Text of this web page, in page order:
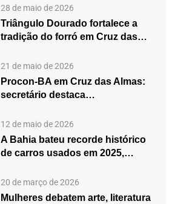
28 de maio de 2026
Triângulo Dourado fortalece a
tradição do forró em Cruz das…
21 de maio de 2026
Procon-BA em Cruz das Almas:
secretário destaca
12 de maio de 2026
A Bahia bateu recorde histórico
de carros usados em 2025,…
20 de março de 2026
Mulheres debatem arte, literatura